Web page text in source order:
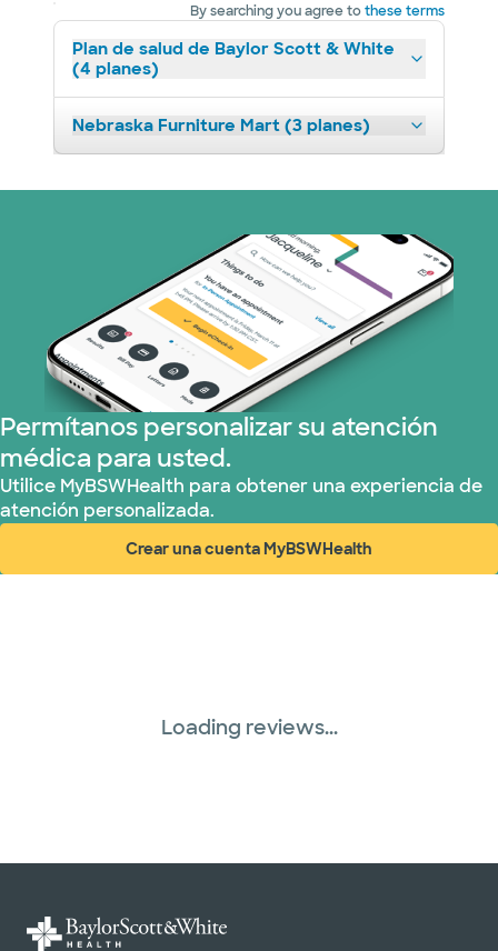
By searching you agree tothese terms
Plan de salud de Baylor Scott & White
(4 planes)
Nebraska Furniture Mart (3 planes)
Permítanos personalizar su atención
médica para usted.
Utilice MyBSWHealth para obtener una experiencia de
atención personalizada.
Crear una cuenta MyBSWHealth
(abre en ventana nueva)
Loading reviews...